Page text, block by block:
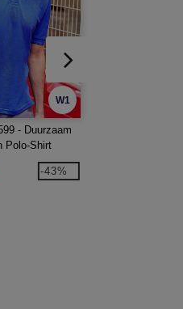
W1
- Duurzaam
Polo-Shirt
-43%